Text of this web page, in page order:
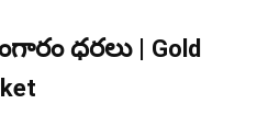
ధరలు | Gold